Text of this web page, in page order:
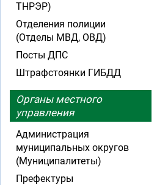
ТНРЭР)
Отделения полиции
(Отделы МВД, ОВД)
Посты ДПС
Штрафстоянки ГИБДД
Органы местного
управления
Администрация
муниципальных округов
(Муниципалитеты)
Префектуры